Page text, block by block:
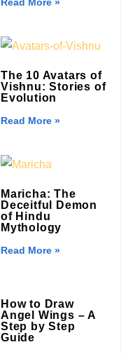
The 10 Avatars of
Vishnu: Stories of
Evolution
Read More »
Maricha: The
Deceitful Demon
of Hindu
Mythology
Read More »
How to Draw
Angel Wings – A
Step by Step
Guide